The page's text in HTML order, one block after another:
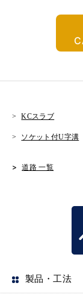
KCスラブ
ソケット付U字溝
道路 一覧
製品・工法